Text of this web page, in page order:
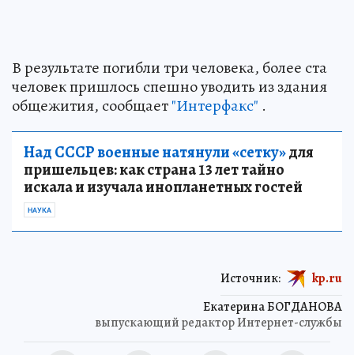
В результате погибли три человека, более ста
человек пришлось спешно уводить из здания
общежития, сообщает"Интерфакс" .
Над СССР военные натянули «сетку»для
пришельцев: как страна 13 лет тайно
искала и изучала инопланетных гостей
НАУКА
Екатерина БОГДАНОВА
выпускающий редактор Интернет-службы
Источник: kp.ru